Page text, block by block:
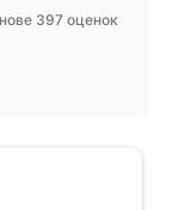
397 оценок